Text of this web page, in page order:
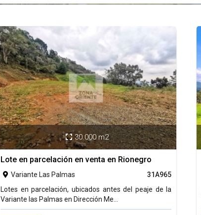
 30.000 m2
Lote en parcelación en venta en Rionegro
 Variante Las Palmas
31A965
Lotes en parcelación, ubicados antes del peaje de la
Variante las Palmas en Dirección Me...